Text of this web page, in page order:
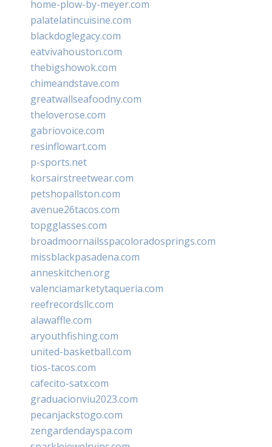
home-plow-by-meyer.com
palatelatincuisine.com
blackdoglegacy.com
eatvivahouston.com
thebigshowok.com
chimeandstave.com
greatwallseafoodny.com
theloverose.com
gabriovoice.com
resinflowart.com
p-sports.net
korsairstreetwear.com
petshopallston.com
avenue26tacos.com
topgglasses.com
broadmoornailsspacoloradosprings.com
missblackpasadena.com
anneskitchen.org
valenciamarketytaqueria.com
reefrecordsllc.com
alawaffle.com
aryouthfishing.com
united-basketball.com
tios-tacos.com
cafecito-satx.com
graduacionviu2023.com
pecanjackstogo.com
zengardendayspa.com